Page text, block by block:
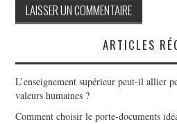
ARTICLES
L’enseignement supérieur peut-il allier
valeurs humaines ?
Comment choisir le porte-documents